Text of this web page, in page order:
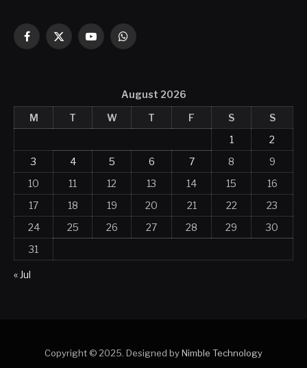
Facebook
X
YouTubeWhatsApp
August 2026
M
T W T F S
S
1
2
3
4 5 6 7 8
9
10
11 12 13 14 15
16
17
18 19 20 21 22
23
24
25 26 27 28 29
30
31
« Jul
Copyright © 2025. Designed byNimble Technology